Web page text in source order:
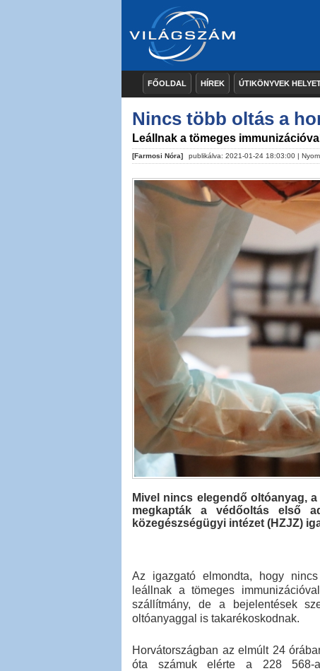
FŐOLDAL HÍREK ÚTIKÖNYVEK
Nincs több oltás a
Leállnak a tömeges immunizációval
[Farmosi Nóra] publikálva: 2021-01-24 18:03:00 |
Mivel nincs elegendő oltóanyag,
megkapták a védőoltás első
közegészségügyi intézet (HZJZ)
Az igazgató elmondta, hogy
leállnak a tömeges
szállítmány, de a bejelentések
oltóanyaggal is takarékoskodnak.
Horvátországban az elmúlt 24
óta számuk elérte a 228 568-